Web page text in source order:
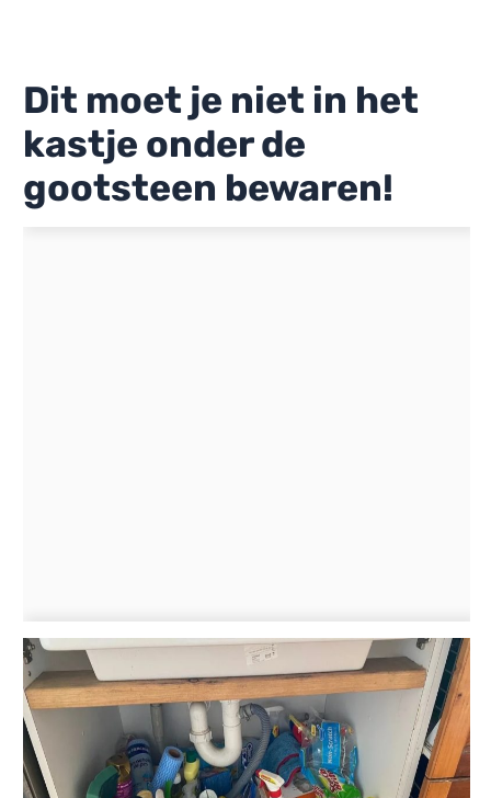
Dit moet je niet in het
kastje onder de
gootsteen bewaren!